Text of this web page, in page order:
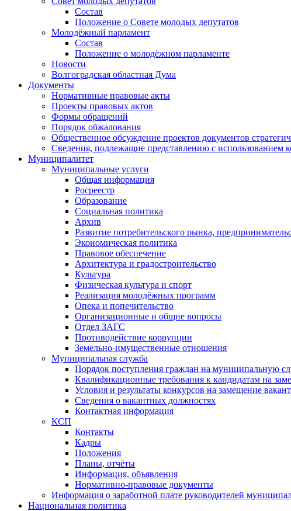
Состав
Положение о Совете молодых депутатов
Молодёжный парламент
Состав
Положение о молодёжном парламенте
Новости
Волгоградская областная Дума
Документы
Нормативные правовые акты
Проекты правовых актов
Формы обращений
Порядок обжалования
Общественное обсуждение проектов документов
Сведения, подлежащие представлению с использованием
Муниципалитет
Муниципальные услуги
Общая информация
Росреестр
Образование
Социальная политика
Архив
Развитие потребительского рынка,
Экономическая политика
Правовое обеспечение
Архитектура и градостроительство
Культура
Физическая культура и спорт
Реализация молодёжных программ
Опека и попечительство
Организационные и общие вопросы
Отдел ЗАГС
Противодействие коррупции
Земельно-имущественные отношения
Муниципальная служба
Порядок поступления граждан на муниципальную
Квалификационные требования к кандидатам на
Условия и результаты конкурсов на замещение
Сведения о вакантных должностях
Контактная информация
КСП
Контакты
Кадры
Положения
Планы, отчёты
Информация, объявления
Нормативно-правовые документы
Информация о заработной плате руководителей
Национальная политика